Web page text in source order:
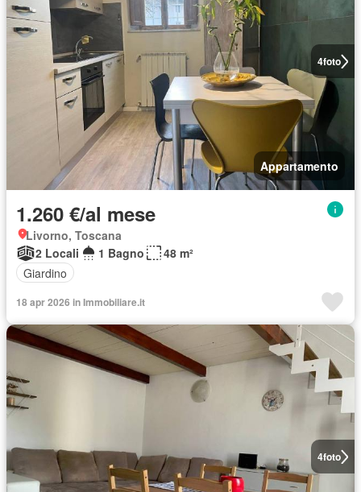
4foto
Appartamento
1.260 €/al mese
Livorno, Toscana
2 Locali
1 Bagno
48 m²
Giardino
18 apr 2026 in Immobiliare.it
4foto